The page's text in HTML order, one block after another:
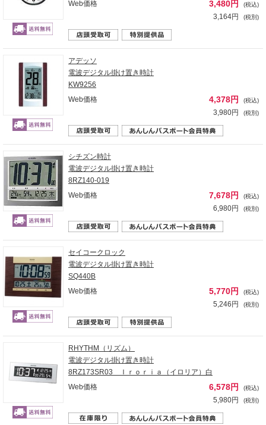
Web価格
3,480円 (税込)
3,164円 (税別)
アデッソ
電波デジタル掛け置き時計
KW9256
Web価格
4,378円 (税込)
3,980円 (税別)
シチズン時計
電波デジタル掛け置き時計
8RZ140-019
Web価格
7,678円 (税込)
6,980円 (税別)
セイコークロック
電波デジタル掛け置き時計
SQ440B
Web価格
5,770円 (税込)
5,246円 (税別)
RHYTHM（リズム）
電波デジタル掛け置き時計
8RZ173SR03 Ｉｒｏｒｉａ（イロリア）白
Web価格
6,578円 (税込)
5,980円 (税別)